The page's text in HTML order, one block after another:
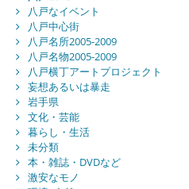
八戸なイベント
八戸中心街
八戸名所2005-2009
八戸名物2005-2009
八戸横丁アートプロジェクト
妄想あるいは暴走
岩手県
文化・芸能
暮らし・生活
未分類
本・雑誌・DVDなど
激安なモノ